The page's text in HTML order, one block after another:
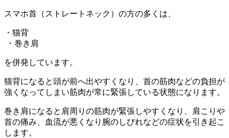
スマホ首（ストレートネック）の方の多くは、
・猫背
・巻き肩
を併発しています。
猫背になると頭が前へ出やすくなり、首の筋肉などの負担が
強くなってしまい筋肉が常に緊張している状態になります。
巻き肩になると肩周りの筋肉が緊張しやすくなり、肩こりや
首の痛み、血流が悪くなり腕のしびれなどの症状を引き起こ
します。